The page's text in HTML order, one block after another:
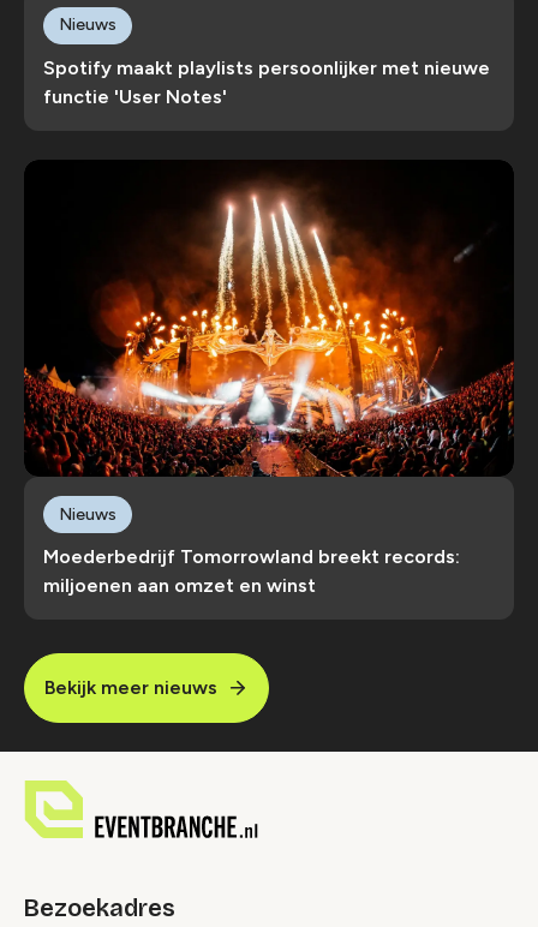
Spotify maakt playlists persoonlijker met nieuwe
functie 'User Notes'
Nieuws
Moederbedrijf Tomorrowland breekt records:
miljoenen aan omzet en winst
Nieuws
Bekijk meer nieuws
Bezoekadres